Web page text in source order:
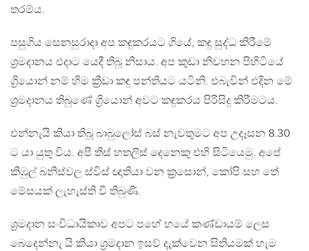
තරම්ය.
පසුගිය සෙනසුරාදා අප කඳුකරයට ගියේ, කඳු සුද්ධ කිරීමේ
ශ්‍රමදානය එදාට යෙදී තිබූ නිසාය. අප කුඩා නිවහන පිහිටියේ
ග්‍රියොන් නම් හිම ක්‍රීඩා කඳු පන්තියට යටිනි. එබැවින් එදින මේ
ශ්‍රමදානය තිබු‍ණේ ග්‍රියොන් අවට කඳුකරය පිරිසිදු කිරීමටය.
එන්නැයි කියා තිබූ බාබුලෝස් බස් නැවතුමට අප උදෑසන 8.30
ට යා යුතු විය. අපි තිස් හතලිස් දෙනෙකු එහි සිටියෙමු. අපේ
කිඹුල් බනිස්වල ස්විස් ඥාතියා වන ක්‍රසොන්, කෝපි සහ තේ
මේසයක් ලැහැස්ති වී තිබුණි.
ශ්‍රමදාන සංවිධායිකාව අපට පහේ හයේ කණ්ඩායම් ලෙස
බෙදෙන්නැ යි කියා ශ්‍රමදාන ඉසව් දැක්වෙන සිතියමක් හැම